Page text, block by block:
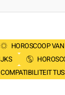
HOROSCOOP
COMPATIBILITEIT